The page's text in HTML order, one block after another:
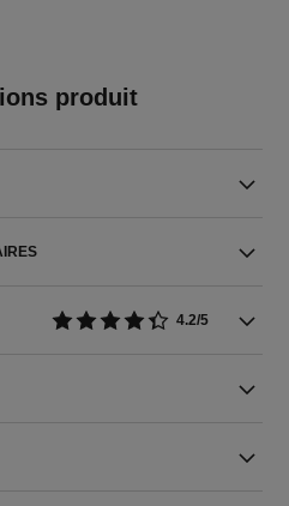
produit
4.2/5